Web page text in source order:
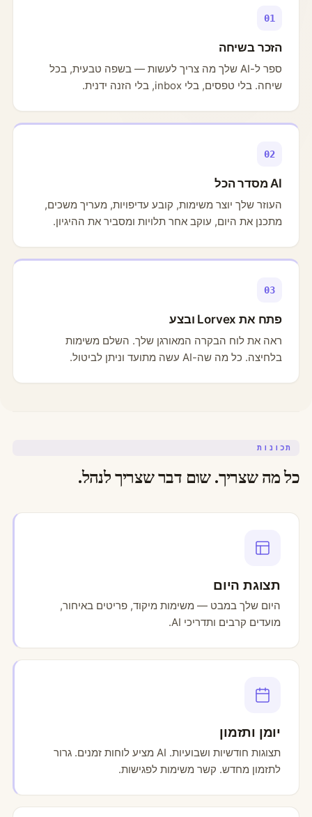
01
הזכר בשיחה
ספר ל-AI שלך מה צריך לעשות — בשפה טבעית, בכל
שיחה. בלי טפסים, בלי inbox, בלי הזנה ידנית.
02
AI מסדר הכל
העוזר שלך יוצר משימות, קובע עדיפויות, מעריך משכים,
מתכנן את היום, עוקב אחר תלויות ומסביר את ההיגיון.
03
פתח את Lorvex ובצע
ראה את לוח הבקרה המאורגן שלך. השלם משימות
בלחיצה. כל מה שה-AI עשה מתועד וניתן לביטול.
תכונות
כל מה שצריך. שום דבר שצריך לנהל.
תצוגת היום
היום שלך במבט — משימות מיקוד, פריטים באיחור,
מועדים קרבים ותדריכי AI.
יומן ותזמון
תצוגות חודשיות ושבועיות. AI מציע לוחות זמנים. גרור
לתזמון מחדש. קשר משימות לפגישות.